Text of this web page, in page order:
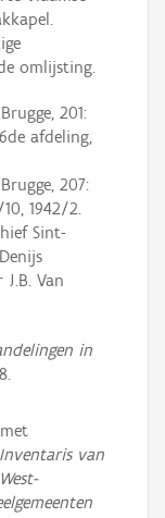
omlijsting.
201:
afdeling,
207:
1942/2.
Sint-
Van
in
Inventaris van